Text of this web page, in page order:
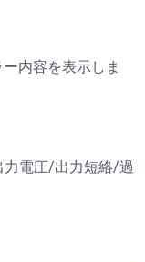
内容を表示しま
電圧/出力短絡/過